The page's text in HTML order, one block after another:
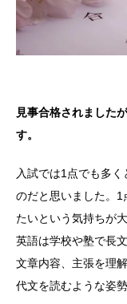
見事合格されました
す。
入試では1点でも多
のだと思いました。1
たいという気持ちが大
英語は学校や塾で長
文章内容、主張を理
代文を読むような姿